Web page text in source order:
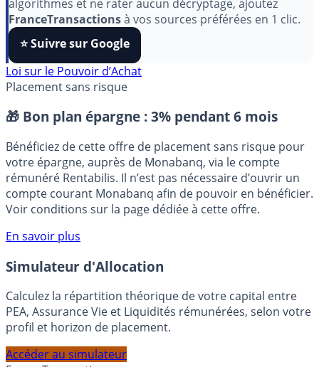
Pour soutenir le travail de notre équipe face aux
algorithmes et ne rater aucun décryptage, ajoutez
FranceTransactionsà vos sources préférées en 1 clic.
⭐️ Suivre sur Google
Loi sur le Pouvoir d’Achat
Placement sans risque
🎁 Bon plan épargne : 3% pendant 6 mois
Bénéficiez de cette offre de placement sans risque pour
votre épargne, auprès de Monabanq, via le compte
rémunéré Rentabilis. Il n’est pas nécessaire d’ouvrir un
compte courant Monabanq afin de pouvoir en bénéficier.
Voir conditions sur la page dédiée à cette offre.
En savoir plus
Simulateur d'Allocation
Calculez la répartition théorique de votre capital entre
PEA, Assurance Vie et Liquidités rémunérées, selon votre
profil et horizon de placement.